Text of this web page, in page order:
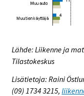
Lähde: Liikenne ja
Tilastokeskus
Lisätietoja: Raini
(09) 1734 3215,